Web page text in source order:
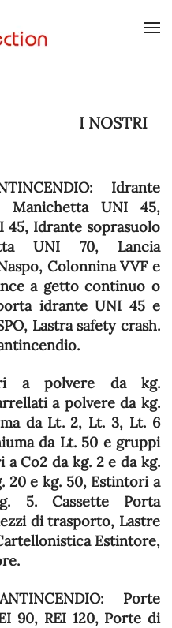
I NOSTRI
Idrante
Manichetta UNI 45,
45, Idrante soprasuolo
UNI 70, Lancia
Colonnina VVF e
a getto continuo o
idrante UNI 45 e
Lastra safety crash.
a polvere da kg.
a polvere da kg.
da Lt. 2, Lt. 3, Lt. 6
da Lt. 50 e gruppi
Co2 da kg. 2 e da kg.
20 e kg. 50, Estintori a
5. Cassette Porta
di trasporto, Lastre
Estintore,
Porte
90, REI 120, Porte di